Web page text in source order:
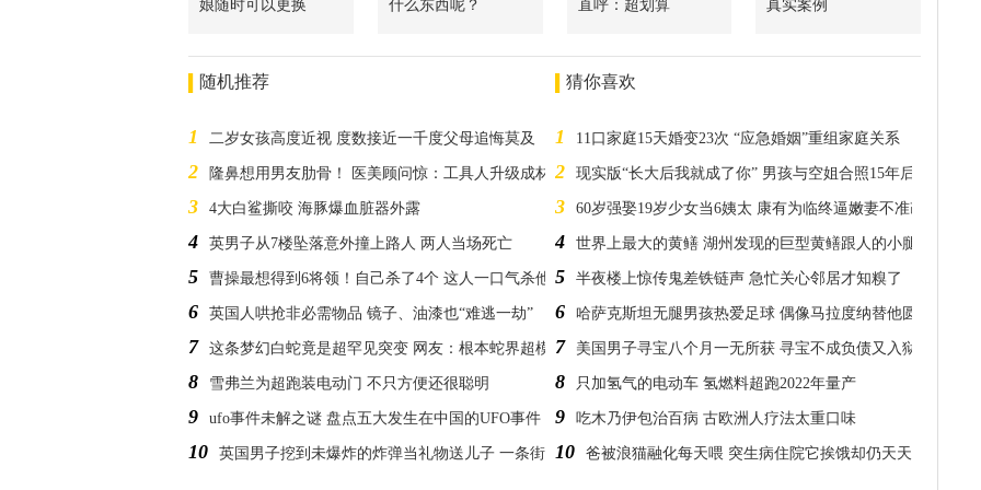
娘随时可以更换 什么东西呢？ 直呼：超划算 真实案例
随机推荐
1 二岁女孩高度近视 度数接近一千度父母追悔莫及
2 隆鼻想用男友肋骨！ 医美顾问惊：工具人升级成材料人
3 4大白鲨撕咬 海豚爆血脏器外露
4 英男子从7楼坠落意外撞上路人 两人当场死亡
5 曹操最想得到6将领！自己杀了4个 这人一口气杀他7将
6 英国人哄抢非必需物品 镜子、油漆也“难逃一劫”
7 这条梦幻白蛇竟是超罕见突变 网友：根本蛇界超模！
8 雪弗兰为超跑装电动门 不只方便还很聪明
9 ufo事件未解之谜 盘点五大发生在中国的UFO事件
10 英国男子挖到未爆炸的炸弹当礼物送儿子 一条街居民被紧急疏散
猜你喜欢
1 11口家庭15天婚变23次 “应急婚姻”重组家庭关系
2 现实版“长大后我就成了你” 男孩与空姐合照15年后成同事
3 60岁强娶19岁少女当6姨太 康有为临终逼嫩妻不准改嫁
4 世界上最大的黄鳝 湖州发现的巨型黄鳝跟人的小腿一样粗
5 半夜楼上惊传鬼差铁链声 急忙关心邻居才知糗了
6 哈萨克斯坦无腿男孩热爱足球 偶像马拉度纳替他圆梦
7 美国男子寻宝八个月一无所获 寻宝不成负债又入狱
8 只加氢气的电动车 氢燃料超跑2022年量产
9 吃木乃伊包治百病 古欧洲人疗法太重口味
10 爸被浪猫融化每天喂 突生病住院它挨饿却仍天天帮守工作